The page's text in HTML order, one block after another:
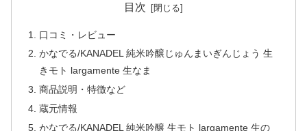
目次
口コミ・レビュー
かなでる/KANADEL 純米吟醸じゅんまいぎんじょう 生
きモト largamente 生なま
商品説明・特徴など
蔵元情報
かなでる/KANADEL 純米吟醸 生モト largamente 生の